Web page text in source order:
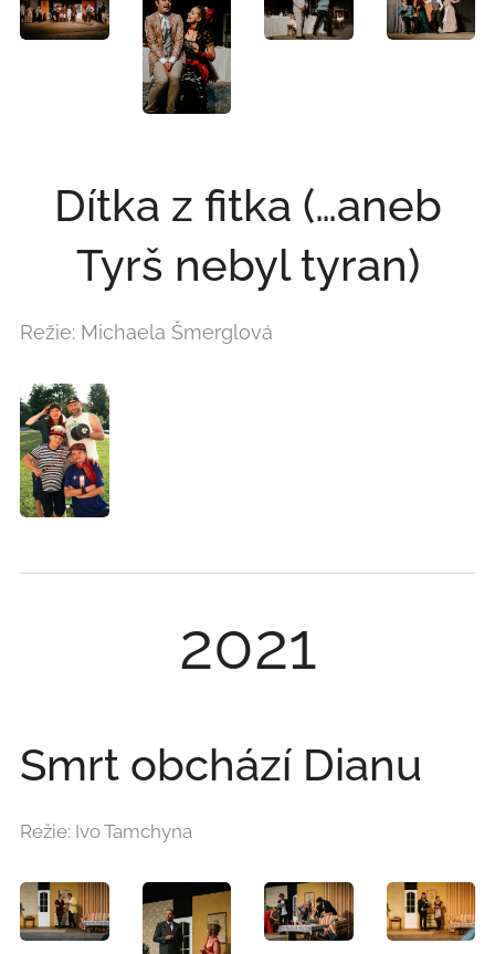
Dítka z fitka (…aneb
Tyrš nebyl tyran)
Režie: Michaela Šmerglová
2021
Smrt obchází Dianu
Režie: Ivo Tamchyna